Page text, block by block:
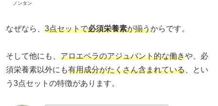
ノンタン
なぜなら、 3点セットで必須栄養素が揃うからです。
そして他にも、 アロエベラのアジュバント的な働きや、必
須栄養素以外にも有用成分がたくさん含まれている 、とい
う3点セットの特徴があります。